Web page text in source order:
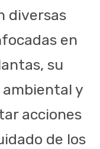
diversas
en
su
y
acciones
de los